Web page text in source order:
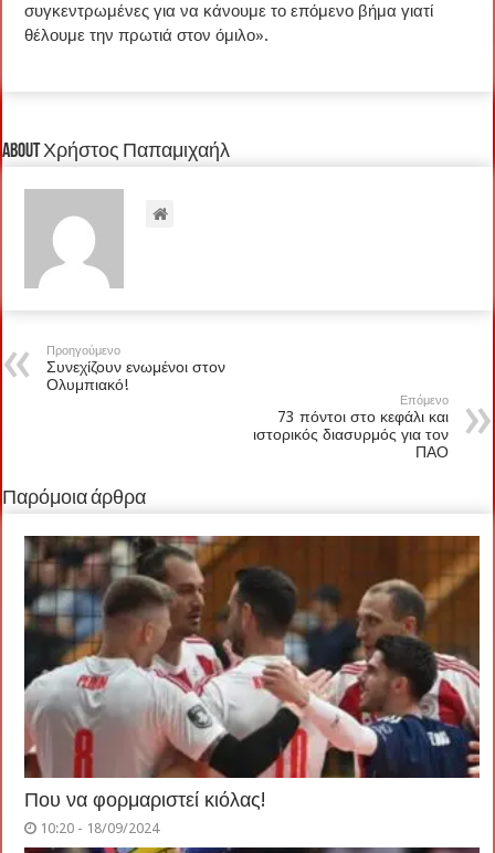
συγκεντρωμένες για να κάνουμε το επόμενο βήμα γιατί
θέλουμε την πρωτιά στον όμιλο».
About Χρήστος Παπαμιχαήλ
Προηγούμενο
Συνεχίζουν ενωμένοι στον
Ολυμπιακό!
Επόμενο
73 πόντοι στο κεφάλι και
ιστορικός διασυρμός για τον
ΠΑΟ
Παρόμοια άρθρα
Που να φορμαριστεί κιόλας!
10:20 - 18/09/2024